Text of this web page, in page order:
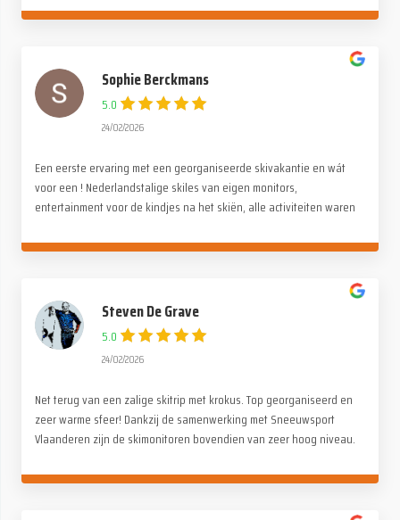
Sophie Berckmans
5.0
24/02/2026
Een eerste ervaring met een georganiseerde skivakantie en wát
voor een ! Nederlandstalige skiles van eigen monitors,
entertainment voor de kindjes na het skiën, alle activiteiten waren
genoten !
Steven De Grave
5.0
24/02/2026
Net terug van een zalige skitrip met krokus. Top georganiseerd en
zeer warme sfeer! Dankzij de samenwerking met Sneeuwsport
Vlaanderen zijn de skimonitoren bovendien van zeer hoog niveau.